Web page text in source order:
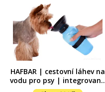
HAFBAR | cestovní láhev na
vodu pro psy | integrovaná
miska | 600 ml